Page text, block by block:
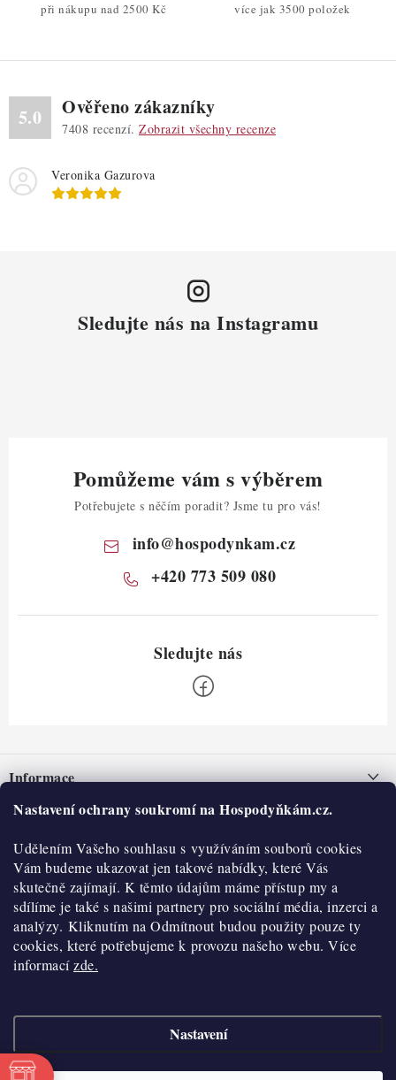
Nastavení ochrany soukromí na Hospodyňkám.cz.
Udělením Vašeho souhlasu s využíváním souborů cookies
Vám budeme ukazovat jen takové nabídky, které Vás
skutečně zajímají. K těmto údajům máme přístup my a
sdílíme je také s našimi partnery pro sociální média, inzerci a
analýzy. Kliknutím na Odmítnout budou použity pouze ty
cookies, které potřebujeme k provozu našeho webu. Více
informacízde.
Nastavení
v
ý
i
s
u
při nákupu nad 2500 Kč více jak 3500 položek
5.0 Ověřeno zákazníky
7408 recenzí. Zobrazit všechny recenze
Veronika Gazurova
Sledujte nás na Instagramu
Pomůžeme vám s výběrem
Potřebujete s něčím poradit? Jsme tu pro vás!
info@hospodynkam.cz
+420 773 509 080
pInformace
Nepřevzetí zásilky na dobírku
Obchodní podmínky
Hodnocení obchodu
Blog
Moje objednávka
O nás
Historie
Kontakty
O nákupu
Reklamace a vratky
Výdejní místa
Copyright 2026
cookies